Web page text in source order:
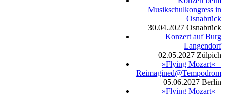
Musikschulkongress in
Osnabrück
30.04.2027 Osnabrück
Konzert auf Burg
Langendorf
02.05.2027 Zülpich
»Flying Mozart« –
Reimagined@Tempodrom
05.06.2027 Berlin
»Flying Mozart« –